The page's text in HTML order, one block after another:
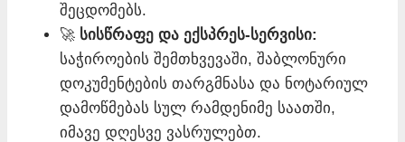
შეცდომებს.
🚀 სისწრაფე და ექსპრეს-სერვისი:
საჭიროების შემთხვევაში, შაბლონური
დოკუმენტების თარგმნასა და ნოტარიულ
დამოწმებას სულ რამდენიმე საათში,
იმავე დღესვე ვასრულებთ.